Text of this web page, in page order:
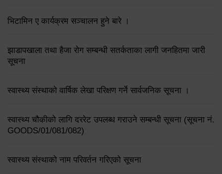
भिटामिन ए कार्यक्रम सञ्चालन हुने बारे ।
झाडापखाला तथा हैजा रोग सम्बन्धी सतर्कताका लागी जनहितमा जारी
सूचना
स्वास्थ्य संस्थाको वार्षिक लेखा परिक्षण गर्ने सार्वजनिक सूचना ।
स्वास्थ्य चौकीको लागि दररेट उपलब्ध गराउने सम्बन्धी सूचना (सूचना नं.
GOODS/01/081/082)
स्वास्थ्य संस्थाको नाम परिवर्तन गरिएको सूचना